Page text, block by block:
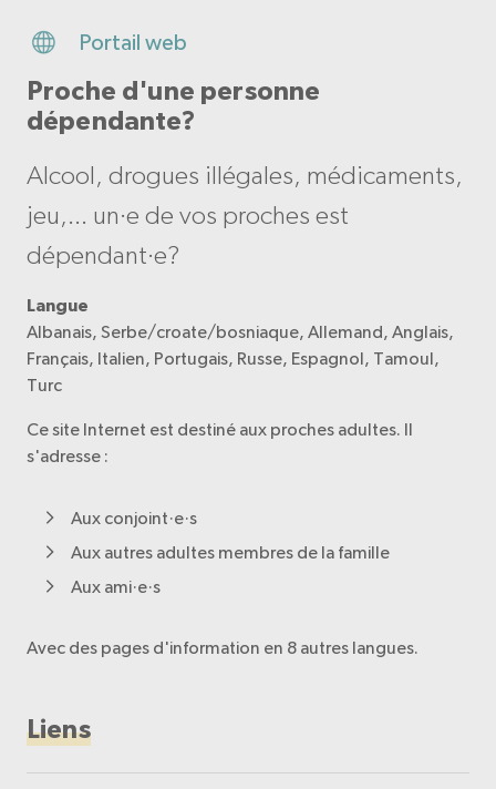
Portail web
Proche d'une personne
dépendante?
Alcool, drogues illégales, médicaments,
jeu,... un·e de vos proches est
dépendant·e?
Langue
Albanais, Serbe/croate/bosniaque, Allemand, Anglais,
Français, Italien, Portugais, Russe, Espagnol, Tamoul,
Turc
Ce site Internet est destiné aux proches adultes. Il
s'adresse :
Aux conjoint·e·s
Aux autres adultes membres de la famille
Aux ami·e·s
Avec des pages d'information en 8 autres langues.
Liens